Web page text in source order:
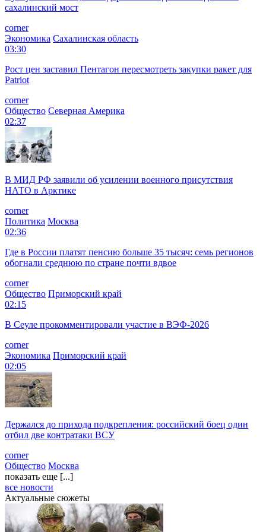
сахалинский мост
corner
Экономика Сахалинская область
03:30
Рост цен заставил Пентагон пересмотреть закупки ракет для
Patriot
corner
Общество Северная Америка
02:37
В МИД РФ заявили об усилении военного присутствия
НАТО в Арктике
corner
Политика Москва
02:36
Где в России платят пенсию больше 35 тысяч: семь регионов
обогнали среднюю по стране почти вдвое
corner
Общество Приморский край
02:15
В Сеуле прокомментировали участие в ВЭФ-2026
corner
Экономика Приморский край
02:05
Держался до прихода подкрепления: российский боец один
отбил две контратаки ВСУ
corner
Общество Москва
показать еще [...]
все новости
Актуальные сюжеты